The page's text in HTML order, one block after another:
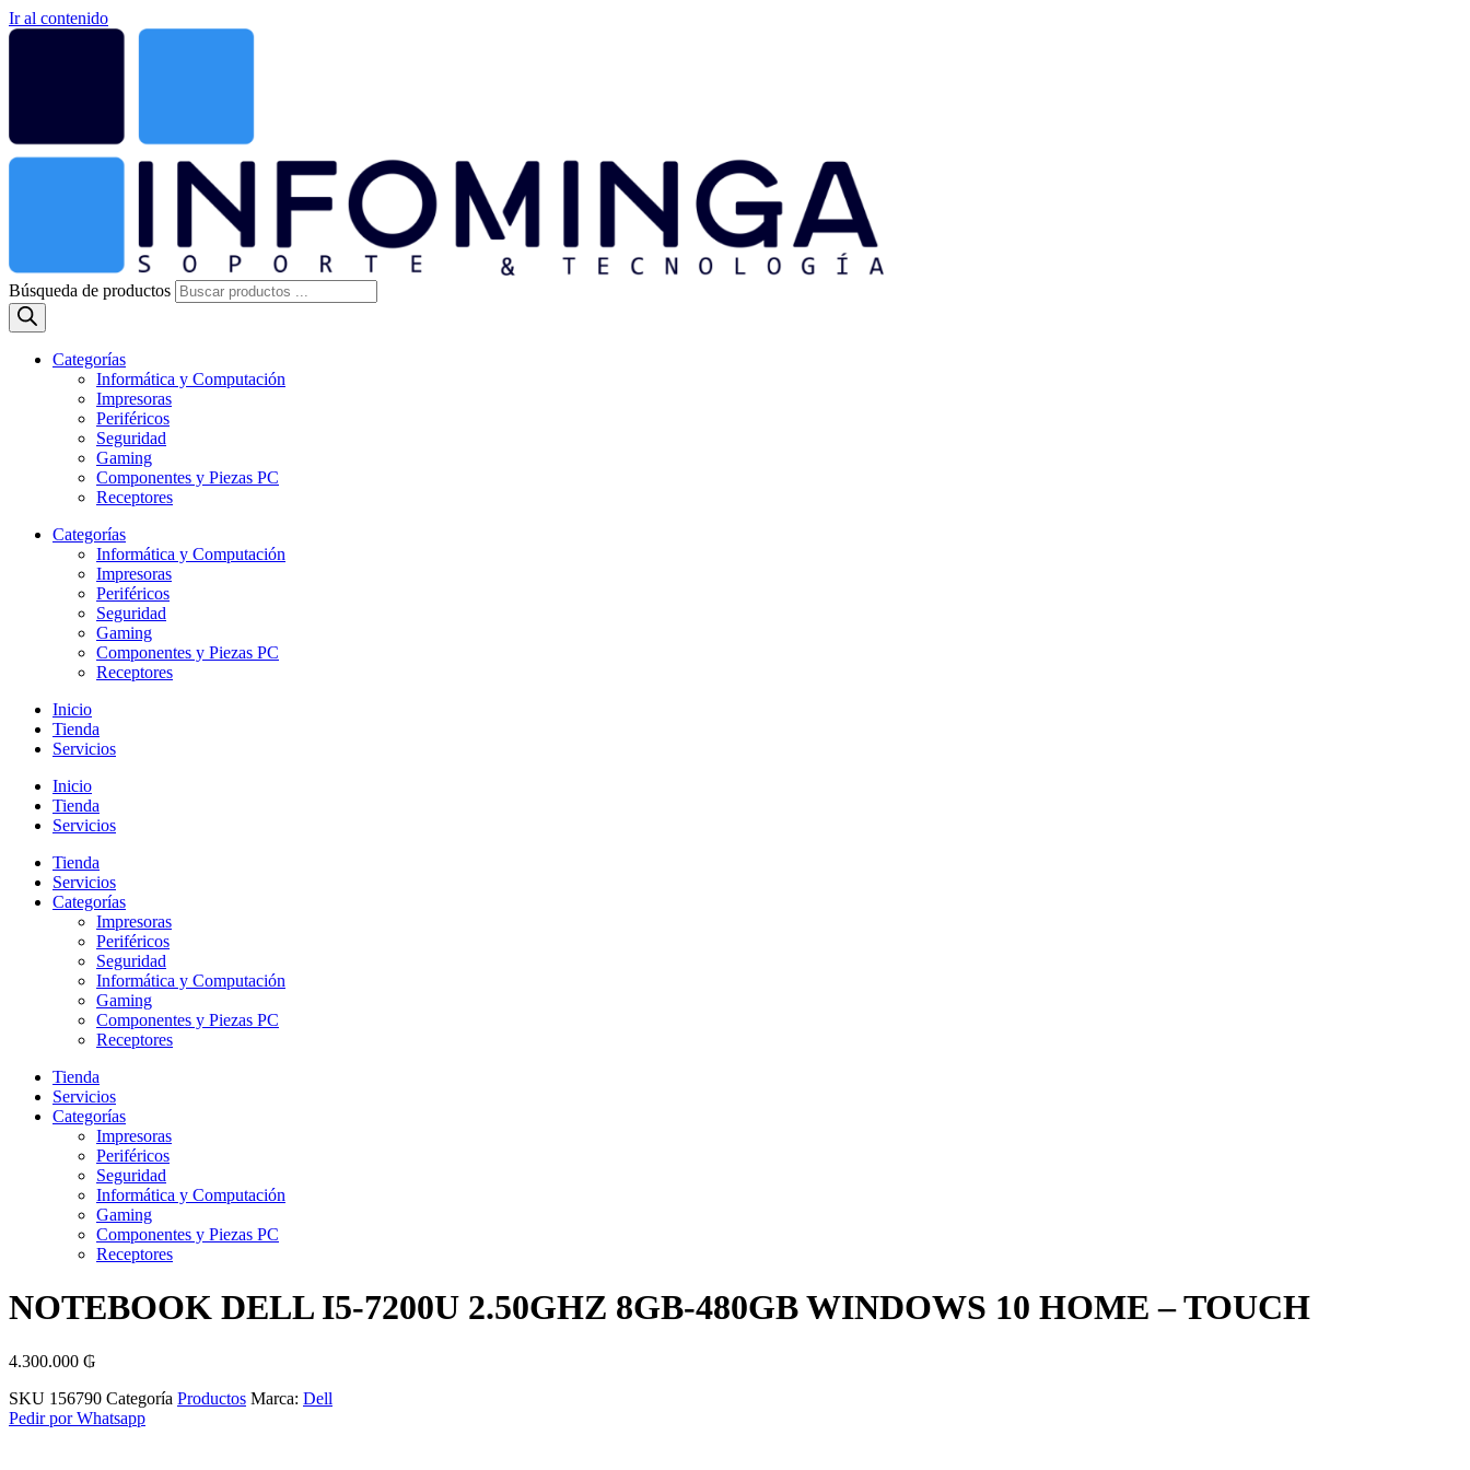
Ir al contenido
Búsqueda de productos
Categorías
Informática y Computación
Impresoras
Periféricos
Seguridad
Gaming
Componentes y Piezas PC
Receptores
Categorías
Informática y Computación
Impresoras
Periféricos
Seguridad
Gaming
Componentes y Piezas PC
Receptores
Inicio
Tienda
Servicios
Inicio
Tienda
Servicios
Tienda
Servicios
Categorías
Impresoras
Periféricos
Seguridad
Informática y Computación
Gaming
Componentes y Piezas PC
Receptores
Tienda
Servicios
Categorías
Impresoras
Periféricos
Seguridad
Informática y Computación
Gaming
Componentes y Piezas PC
Receptores
NOTEBOOK DELL I5-7200U 2.50GHZ 8GB-480GB WINDOWS 10 HOME – TOUCH
4.300.000 ₲
SKU 156790 Categoría Productos Marca: Dell
Pedir por Whatsapp